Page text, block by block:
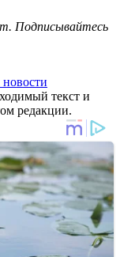
Подписывайтесь
текст и
редакции.